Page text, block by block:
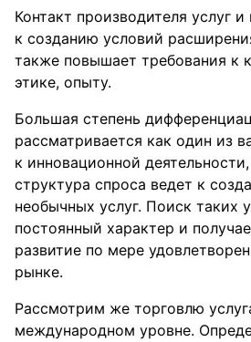
Контакт производителя услуг и
к созданию условий
также повышает требования к
этике, опыту.
Большая степень
рассматривается как один из
к инновационной
структура спроса ведет к
необычных услуг. Поиск таких
постоянный характер и
развитие по мере
рынке.
Рассмотрим же торговлю
международном уровне.